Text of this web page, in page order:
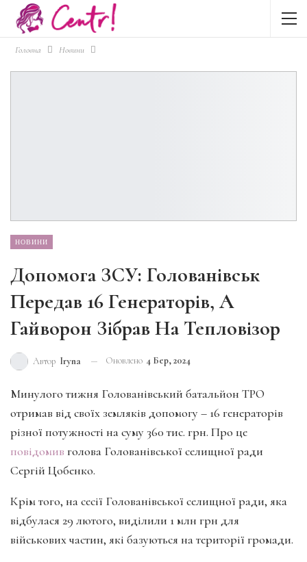
Головна Новини
НОВИНИ
Допомога ЗСУ: Голованівськ
Передав 16 Генераторів, А
Гайворон Зібрав На Тепловізор
Автор Iryna Оновлено 4 Бер, 2024
Минулого тижня Голованівський батальйон ТРО
отримав від своїх земляків допомогу – 16 генераторів
різної потужності на суму 360 тис. грн. Про це
повідомив голова Голованівської селищної ради
Сергій Цобенко.
Крім того, на сесії Голованівської селищної ради, яка
відбулася 29 лютого, виділили 1 млн грн для
військових частин, які базуються на території громади.